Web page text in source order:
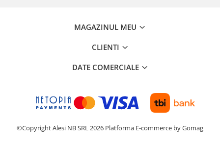
MAGAZINUL MEU
CLIENTI
DATE COMERCIALE
©Copyright Alesi NB SRL 2026 Platforma E-commerce by Gomag